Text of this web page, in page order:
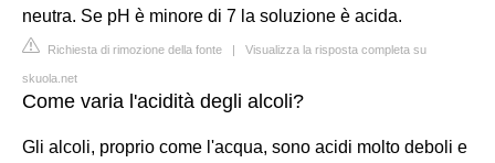
neutra. Se pH è minore di 7 la soluzione è acida.
Richiesta di rimozione della fonte | Visualizza la risposta completa su
skuola.net
Come varia l'acidità degli alcoli?
Gli alcoli, proprio come l'acqua, sono acidi molto deboli e